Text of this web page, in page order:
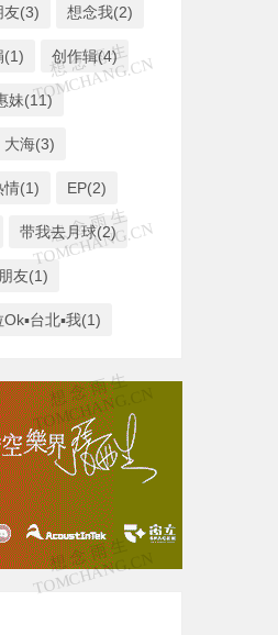
友(3) 想念我(2)
(1) 创作辑(4)
妹(11)
大海(3)
情(1) EP(2)
带我去月球(2)
友(1)
台北▪我(1)